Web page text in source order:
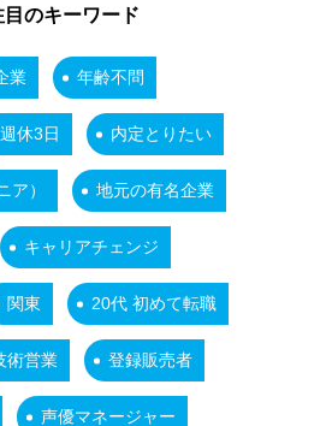
目のキーワード
業 年齢不問
週休3日 内定とりたい
ア） 地元の有名企業
キャリアチェンジ
関東 20代 初めて転職
術営業 登録販売者
声優マネージャー